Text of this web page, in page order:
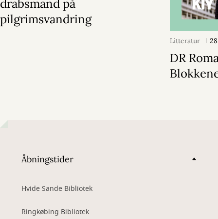
drabsmand på
pilgrimsvandring
Litteratur
DR
Åbningstider
Hvide Sande Bibliotek
Ringkøbing Bibliotek